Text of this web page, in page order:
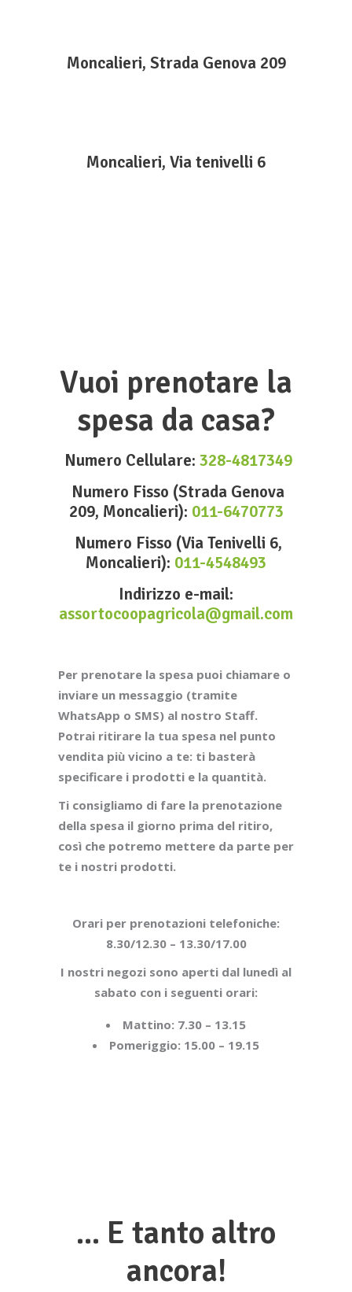
Moncalieri, Strada Genova 209
Moncalieri, Via tenivelli 6
Vuoi prenotare la
spesa da casa?
Numero Cellulare: 328-4817349
Numero Fisso (Strada Genova
209, Moncalieri): 011-6470773
Numero Fisso (Via Tenivelli 6,
Moncalieri): 011-4548493
Indirizzo e-mail:
assortocoopagricola@gmail.com
Per prenotare la spesa puoi chiamare o
inviare un messaggio (tramite
WhatsApp o SMS) al nostro Staff.
Potrai ritirare la tua spesa nel punto
vendita più vicino a te: ti basterà
specificare i prodotti e la quantità.
Ti consigliamo di fare la prenotazione
della spesa il giorno prima del ritiro,
così che potremo mettere da parte per
te i nostri prodotti.
Orari per prenotazioni telefoniche:
8.30/12.30 – 13.30/17.00
I nostri negozi sono aperti dal lunedì al
sabato con i seguenti orari:
Mattino: 7.30 – 13.15
Pomeriggio: 15.00 – 19.15
... E tanto altro
ancora!